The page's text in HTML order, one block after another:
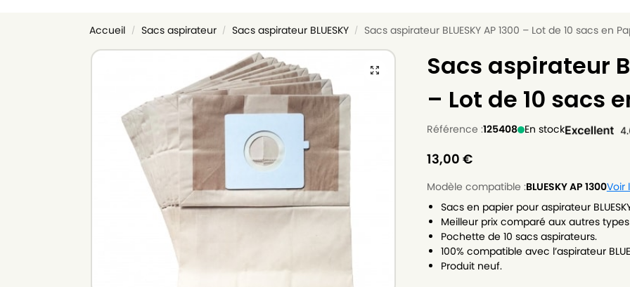
Accueil / Sacs aspirateur / Sacs aspirateur BLUESKY / Sacs aspirateur BLUESKY AP 1300 – Lot de 10 sacs en
Sacs aspirateur
– Lot de 10 sacs
Référence :125408 En stock
13,00 €
Modèle compatible :BLUESKY AP 1300Voir
Sacs en papier pour aspirateur
Meilleur prix comparé aux autres
Pochette de 10 sacs aspirateurs.
100% compatible avec l’aspirateur
Produit neuf.